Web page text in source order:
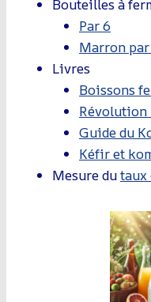
Bouteilles à
Par 6
Marron
Livres
Boissons
Révolution
Guide du
Kéfir et
Mesure dutaux